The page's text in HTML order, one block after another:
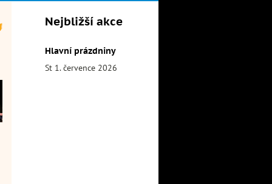
Nejbližší akce
Hlavní prázdniny
St 1. července 2026